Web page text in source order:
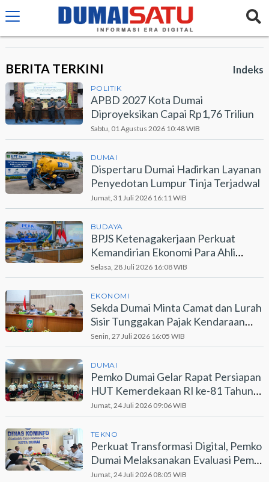
BERITA TERKINI Indeks
POLITIK
APBD 2027 Kota Dumai
Diproyeksikan Capai Rp1,76 Triliun
Sabtu, 01 Agustus 2026 10:48 WIB
DUMAI
Dispertaru Dumai Hadirkan Layanan
Penyedotan Lumpur Tinja Terjadwal
Jumat, 31 Juli 2026 16:11 WIB
BUDAYA
BPJS Ketenagakerjaan Perkuat
Kemandirian Ekonomi Para Ahli
Waris Lewat Program PEKA
Selasa, 28 Juli 2026 16:08 WIB
EKONOMI
Sekda Dumai Minta Camat dan Lurah
Sisir Tunggakan Pajak Kendaraan
Bermotor
Senin, 27 Juli 2026 16:05 WIB
DUMAI
Pemko Dumai Gelar Rapat Persiapan
HUT Kemerdekaan RI ke-81 Tahun
2026
Jumat, 24 Juli 2026 09:06 WIB
TEKNO
Perkuat Transformasi Digital, Pemko
Dumai Melaksanakan Evaluasi Pemdi
2026
Jumat, 24 Juli 2026 08:05 WIB